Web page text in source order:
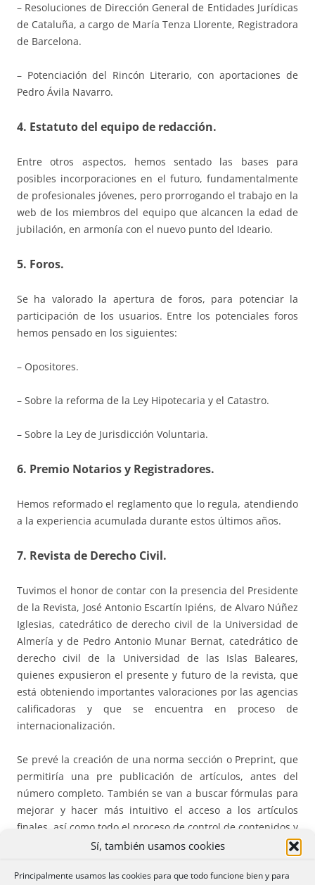
Sí, también usamos cookies
Principalmente usamos las cookies para que todo funcione bien y para
– Resoluciones de Dirección General de Entidades Jurídicas
de Cataluña, a cargo de María Tenza Llorente, Registradora
de Barcelona.
– Potenciación del Rincón Literario, con aportaciones de
Pedro Ávila Navarro.
4. Estatuto del equipo de redacción.
Entre otros aspectos, hemos sentado las bases para
posibles incorporaciones en el futuro, fundamentalmente
de profesionales jóvenes, pero prorrogando el trabajo en la
web de los miembros del equipo que alcancen la edad de
jubilación, en armonía con el nuevo punto del Ideario.
5. Foros.
Se ha valorado la apertura de foros, para potenciar la
participación de los usuarios. Entre los potenciales foros
hemos pensado en los siguientes:
– Opositores.
– Sobre la reforma de la Ley Hipotecaria y el Catastro.
– Sobre la Ley de Jurisdicción Voluntaria.
6. Premio Notarios y Registradores.
Hemos reformado el reglamento que lo regula, atendiendo
a la experiencia acumulada durante estos últimos años.
7. Revista de Derecho Civil.
Tuvimos el honor de contar con la presencia del Presidente
de la Revista, José Antonio Escartín Ipiéns, de Alvaro Núñez
Iglesias, catedrático de derecho civil de la Universidad de
Almería y de Pedro Antonio Munar Bernat, catedrático de
derecho civil de la Universidad de las Islas Baleares,
quienes expusieron el presente y futuro de la revista, que
está obteniendo importantes valoraciones por las agencias
calificadoras y que se encuentra en proceso de
internacionalización.
Se prevé la creación de una norma sección o Preprint, que
permitiría una pre publicación de artículos, antes del
número completo. También se van a buscar fórmulas para
mejorar y hacer más intuitivo el acceso a los artículos
finales, así como todo el proceso de control de contenidos y
el libro de estilo de publicación.
8. Elección de cargos